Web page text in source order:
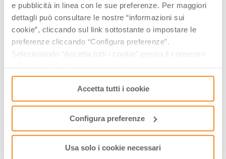
e pubblicità in linea con le sue preferenze. Per maggiori
dettagli può consultare le nostre “informazioni sui
cookie”, cliccando sul link sottostante o impostare le
preferenze cliccando “Configura preferenze”.
Selezionando “Accetta tutti i cookie” presta il consenso
all’uso di tutti i tipi di cookie mentre può revocare il
consenso cliccando su “Usa solo i cookie necessari” e
saranno attivati i soli cookie tecnici necessari al corretto
funzionamento del sito.
Accetta tutti i cookie
Configura preferenze
Usa solo i cookie necessari
It is a typical Modena bagged composed of a mixture of
lean meat, fat and rind of the pig, with the addition of salt,
pepper and other spices, and sometimes also wine,
depending on the recipe. The preparation of the Cotechino
characterized by holes of dimensions comprised between
7 and 10 millimeters in the muscle and fat fractions and
between 3 and 5 millimeters for the rind. It follows
eventual roughing and kneading machines in vacuum or at
or artificial casings, unlike trotter, which is contained in the
front leg of the pig.